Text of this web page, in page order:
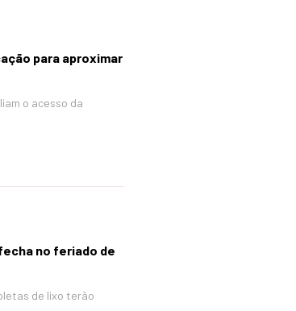
para aproximar
o acesso da
no feriado de
de lixo terão